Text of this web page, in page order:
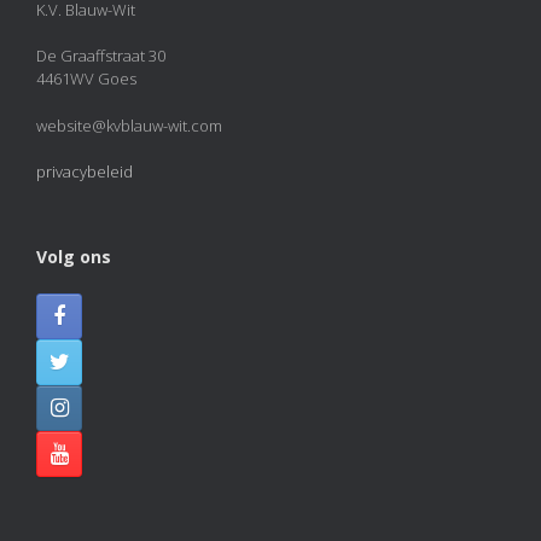
K.V. Blauw-Wit
De Graaffstraat 30
4461WV Goes
website@kvblauw-wit.com
privacybeleid
Volg ons